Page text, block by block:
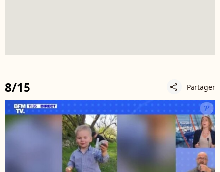
8/15 share Partager